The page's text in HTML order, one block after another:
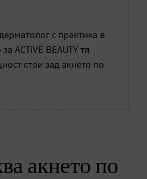
с практика в
ACTIVE BEAUTY тя
стои зад акнето по
акнето по